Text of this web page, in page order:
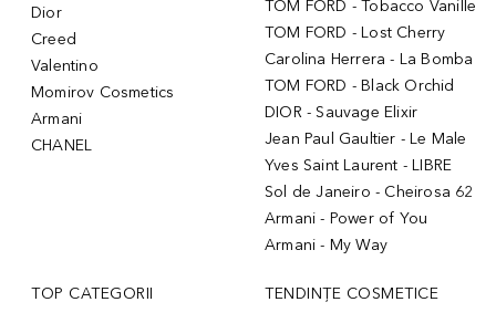
Dior
Creed
Valentino
Momirov Cosmetics
Armani
CHANEL
TOM FORD - Tobacco Vanille
TOM FORD - Lost Cherry
Carolina Herrera - La Bomba
TOM FORD - Black Orchid
DIOR - Sauvage Elixir
Jean Paul Gaultier - Le Male
Yves Saint Laurent - LIBRE
Sol de Janeiro - Cheirosa 62
Armani - Power of You
Armani - My Way
TOP CATEGORII TENDINȚE COSMETICE